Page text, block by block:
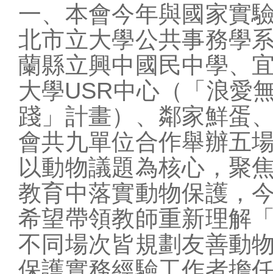
資訊公開專區
會議資料
學校概況
行政單位
教師專區
學生專區
家長專區
校園訊息
站務相關
圖片連結
一、本會今年與國家實
北市立大學公共事務學
蘭縣立興中國民中學、
大學USR中心（「浪愛
踐」計畫）、鄰家鮮蛋
會共九單位合作舉辦五
以動物議題為核心，聚
教育中落實動物保護，
希望帶領教師重新理解
不同場次皆規劃友善動